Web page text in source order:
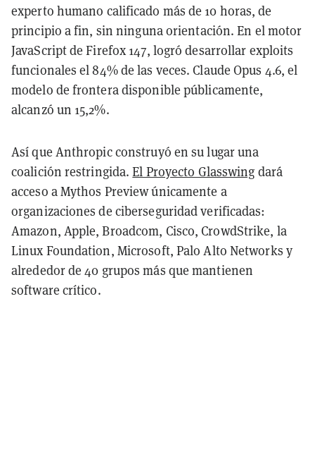
experto humano calificado más de 10 horas, de
principio a fin, sin ninguna orientación. En el motor
JavaScript de Firefox 147, logró desarrollar exploits
funcionales el 84% de las veces. Claude Opus 4.6, el
modelo de frontera disponible públicamente,
alcanzó un 15,2%.
Así que Anthropic construyó en su lugar una
coalición restringida.El Proyecto Glasswing dará
acceso a Mythos Preview únicamente a
organizaciones de ciberseguridad verificadas:
Amazon, Apple, Broadcom, Cisco, CrowdStrike, la
Linux Foundation, Microsoft, Palo Alto Networks y
alrededor de 40 grupos más que mantienen
software crítico.